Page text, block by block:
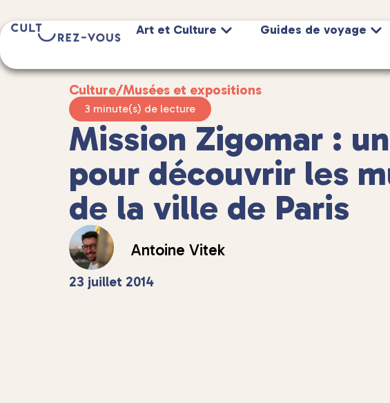
Art et Culture Guides de voyage
Culture/Musées et expositions
3 minute(s) de lecture
Mission Zigomar :
pour découvrir les
de la ville de Paris
Antoine Vitek
23 juillet 2014